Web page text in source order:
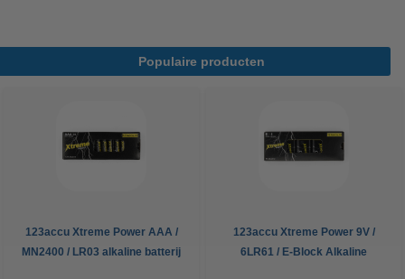
Populaire producten
123accu Xtreme Power AAA /
MN2400 / LR03 alkaline batterij
123accu Xtreme Power 9V /
6LR61 / E-Block Alkaline